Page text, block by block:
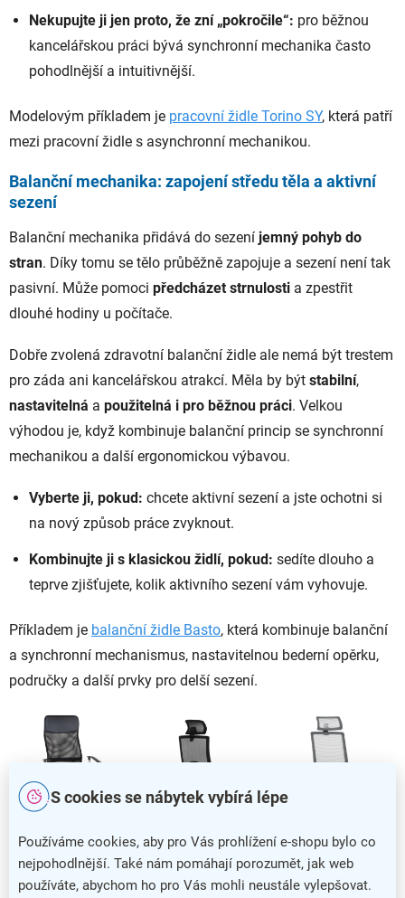
S cookies se nábytek vybírá lépe
Používáme cookies, aby pro Vás prohlížení e-shopu bylo co
nejpohodlnější. Také nám pomáhají porozumět, jak web
používáte, abychom ho pro Vás mohli neustále vylepšovat.
Nekupujte ji jen proto, že zní „pokročile“: pro běžnou
kancelářskou práci bývá synchronní mechanika často
pohodlnější a intuitivnější.
Modelovým příkladem je pracovní židle Torino SY, která patří
mezi pracovní židle s asynchronní mechanikou.
Balanční mechanika: zapojení středu těla a aktivní
sezení
Balanční mechanika přidává do sezení jemný pohyb do
stran. Díky tomu se tělo průběžně zapojuje a sezení není tak
pasivní. Může pomoci předcházet strnulosti a zpestřit
dlouhé hodiny u počítače.
Dobře zvolená zdravotní balanční židle ale nemá být trestem
pro záda ani kancelářskou atrakcí. Měla by být stabilní,
nastavitelná a použitelná i pro běžnou práci. Velkou
výhodou je, když kombinuje balanční princip se synchronní
mechanikou a další ergonomickou výbavou.
Vyberte ji, pokud: chcete aktivní sezení a jste ochotni si
na nový způsob práce zvyknout.
Kombinujte ji s klasickou židlí, pokud: sedíte dlouho a
teprve zjišťujete, kolik aktivního sezení vám vyhovuje.
Příkladem je balanční židle Basto, která kombinuje balanční
a synchronní mechanismus, nastavitelnou bederní opěrku,
područky a další prvky pro delší sezení.
Židle Grant s houpací mechanikou, židle Ramiro se synchronní mechanikou
a balanční židle Basto.